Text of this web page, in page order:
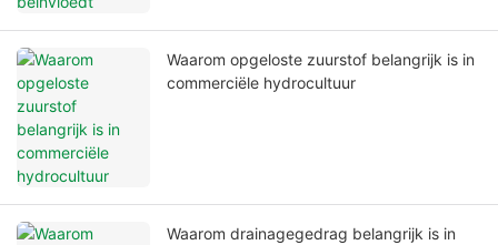
Waarom opgeloste zuurstof belangrijk is in
commerciële hydrocultuur
Waarom drainagegedrag belangrijk is in